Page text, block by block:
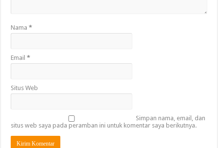
Nama*
Email*
Situs Web
Simpan nama, email, dan
situs web saya pada peramban ini untuk komentar saya berikutnya.